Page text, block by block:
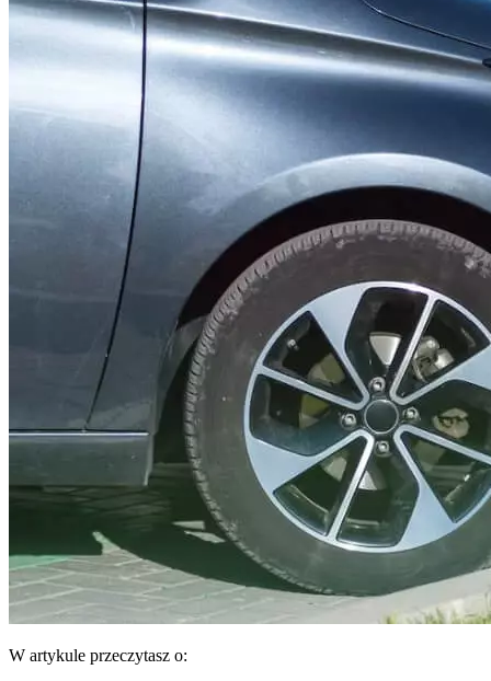
W artykule przeczytasz o: